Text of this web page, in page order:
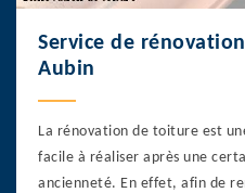
Service de
Aubin
La rénovation de toiture est
facile à réaliser après une
ancienneté. En effet, afin de